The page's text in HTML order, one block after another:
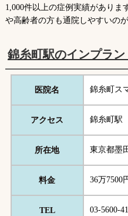
1,000件以上の症例実績がありま
や高齢者の方も通院しやすいのが
錦糸町駅のインプラ
医院名 錦糸町ス
アクセス 錦糸町駅
所在地 東京都墨
料金 36万7500
TEL 03-5600-